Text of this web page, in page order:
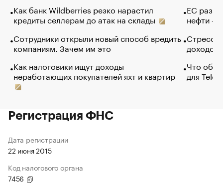
Как банк Wildberries резко нарастил
кредиты селлерам до атак на склады
Сотрудники открыли новый способ вредить
компаниям. Зачем им это
Как налоговики ищут доходы
неработающих покупателей яхт и квартир
ЕС
нефти —
Стресс
доходов
Что
для
Регистрация ФНС
Дата регистрации
22 июня 2015
Код налогового органа
7456